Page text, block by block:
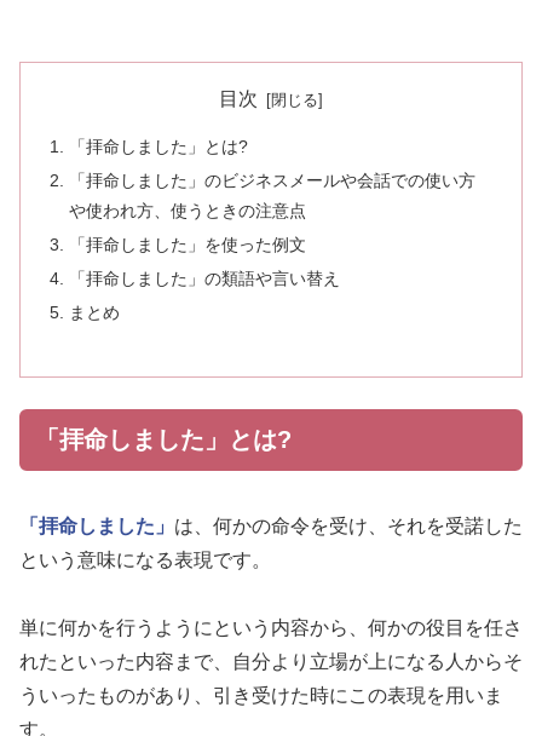
目次
「拝命しました」とは?
「拝命しました」のビジネスメールや会話での使い方
や使われ方、使うときの注意点
「拝命しました」を使った例文
「拝命しました」の類語や言い替え
まとめ
「拝命しました」とは?
「拝命しました」 は、何かの命令を受け、それを受諾した
という意味になる表現です。
単に何かを行うようにという内容から、何かの役目を任さ
れたといった内容まで、自分より立場が上になる人からそ
ういったものがあり、引き受けた時にこの表現を用いま
す。